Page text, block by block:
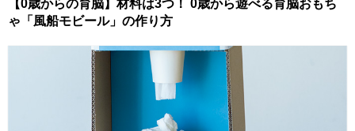
【0歳からの育脳】材料は3つ！ 0歳から遊べる育脳おもち
ゃ「風船モビール」の作り方